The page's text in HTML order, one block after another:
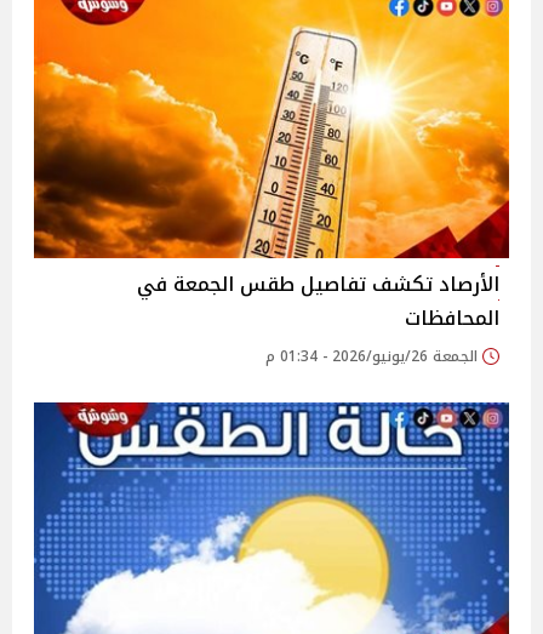
الأرصاد تكشف تفاصيل طقس الجمعة في
المحافظات
الجمعة 26/يونيو/2026 - 01:34 م